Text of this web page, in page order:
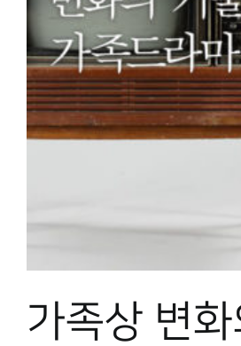
민속 인사이드
원문보기 PDF
가족상 변